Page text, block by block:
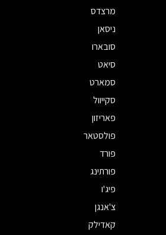
מרצדס
ניסאן
סובארו
סיאט
סמארט
סקייוול
פאריזון
פולסטאר
פורד
פורתינג
פיג'ו
צ'אנגן
קאדילק